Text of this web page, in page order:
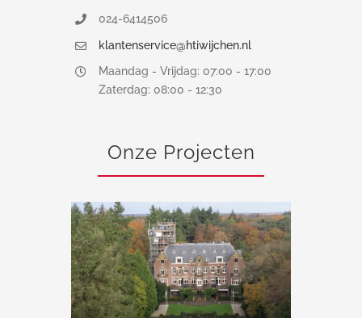
024-6414506
klantenservice@htiwijchen.nl
Maandag - Vrijdag: 07:00 - 17:00
Zaterdag: 08:00 - 12:30
Onze Projecten